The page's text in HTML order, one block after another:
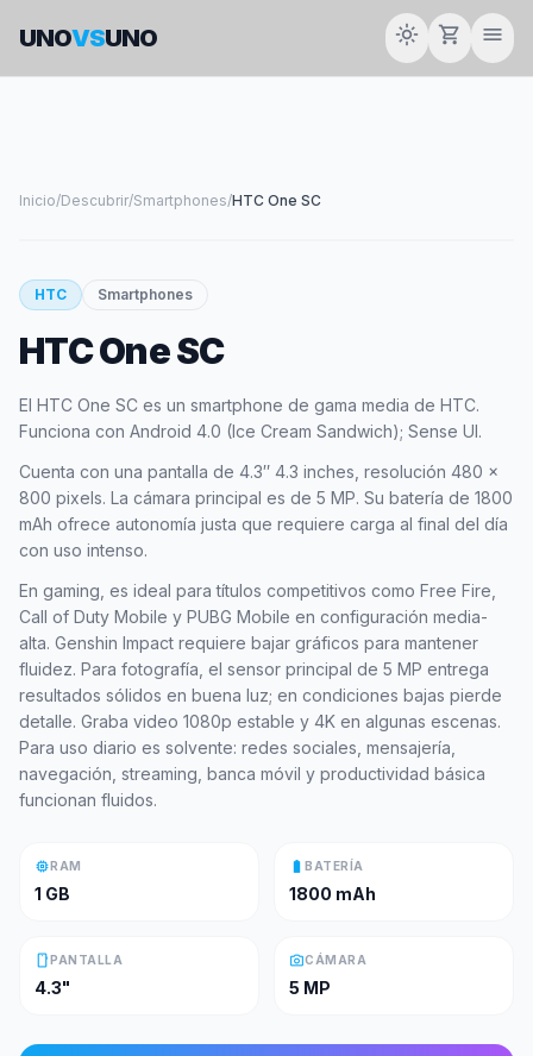
UNOVSUNO light_mode shopping_cart menu
Inicio/Descubrir/Smartphones/HTC One SC
smartphone
HTC
HTC Smartphones
HTC One SC
El HTC One SC es un smartphone de gama media de HTC.
Funciona con Android 4.0 (Ice Cream Sandwich); Sense UI.
Cuenta con una pantalla de 4.3″ 4.3 inches, resolución 480 x
800 pixels. La cámara principal es de 5 MP. Su batería de 1800
mAh ofrece autonomía justa que requiere carga al final del día
con uso intenso.
En gaming, es ideal para títulos competitivos como Free Fire,
Call of Duty Mobile y PUBG Mobile en configuración media-
alta. Genshin Impact requiere bajar gráficos para mantener
fluidez. Para fotografía, el sensor principal de 5 MP entrega
resultados sólidos en buena luz; en condiciones bajas pierde
detalle. Graba video 1080p estable y 4K en algunas escenas.
Para uso diario es solvente: redes sociales, mensajería,
navegación, streaming, banca móvil y productividad básica
funcionan fluidos.
memoryRAM
1 GB
battery_full BATERÍA
1800 mAh
smartphonePANTALLA
4.3"
photo_cameraCÁMARA
5 MP